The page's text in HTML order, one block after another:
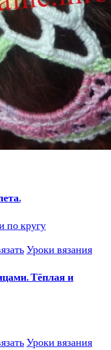
Уроки вязания
Тёплая и
Уроки вязания